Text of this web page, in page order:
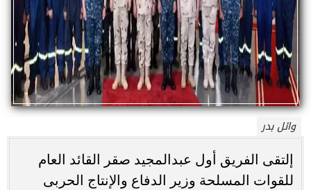
وائل بدر
إلتقى الفريق أول عبدالمجيد صقر القائد العام
للقوات المسلحة وزير الدفاع والإنتاج الحربى